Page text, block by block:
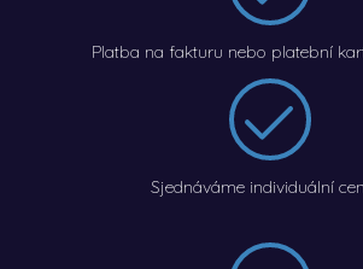
Platba na fakturu nebo platební
Sjednáváme individuální